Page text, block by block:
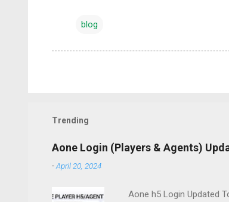
blog
Trending
Aone Login (Players & Agents)
-April 20, 2024
Aone h5 Login Updated